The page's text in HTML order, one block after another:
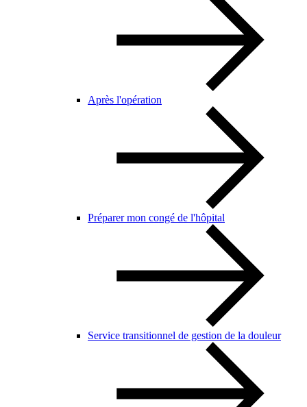
Après l'opération
Préparer mon congé de l'hôpital
Service transitionnel de gestion de la douleur